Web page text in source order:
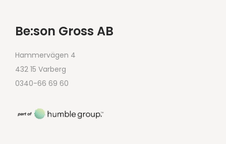
Be:son Gross AB
Hammervägen 4
432 15 Varberg
0340-66 69 60